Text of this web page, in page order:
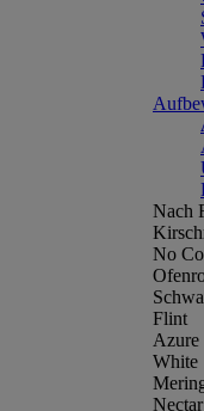
Nach
No
Flint
Azure
White
Nectar